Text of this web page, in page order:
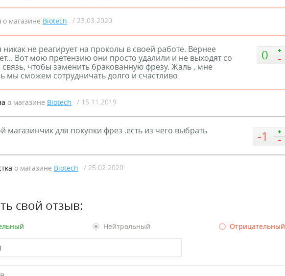
о магазине Biotech / 23.03.2020
0
никак не реагирует на проколы в своей работе. Вернее
Вот мою претензию они просто удалили и не выходят со
чтобы заменить бракованную фрезу. Жаль , мне
мы сможем сотрудничать долго и счастливо
о магазине Biotech / 15.11.2019
-1
магазинчик для покупки фрез .есть из чего выбрать
о магазине Biotech / 25.02.2020
свой отзыв:
Нейтральный Отрицательный